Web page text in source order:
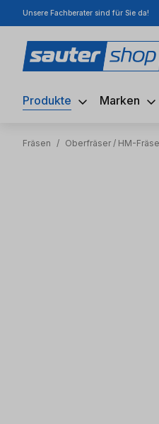
Hauptinhalt springen
Zur Suche springen
Zur Hauptnavigation
Unsere Fachberater sind für Sie da!
Produkte Marken
Fräsen / Oberfräser / HM-